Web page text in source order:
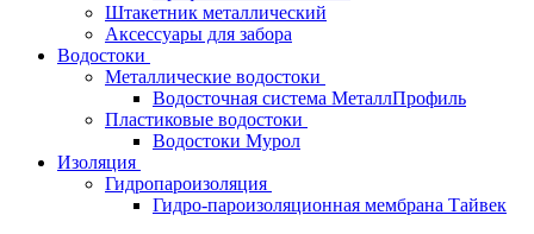
Штакетник металлический
Аксессуары для забора
Водостоки
Металлические водостоки
Водосточная система МеталлПрофиль
Пластиковые водостоки
Водостоки Мурол
Изоляция
Гидропароизоляция
Гидро-пароизоляционная мембрана Тайвек